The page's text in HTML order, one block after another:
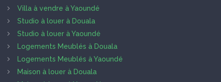
Villa à vendre à Yaoundé
Studio à louer à Douala
Studio à louer à Yaoundé
Logements Meublés à Douala
Logements Meublés à Yaoundé
Maison à louer à Douala